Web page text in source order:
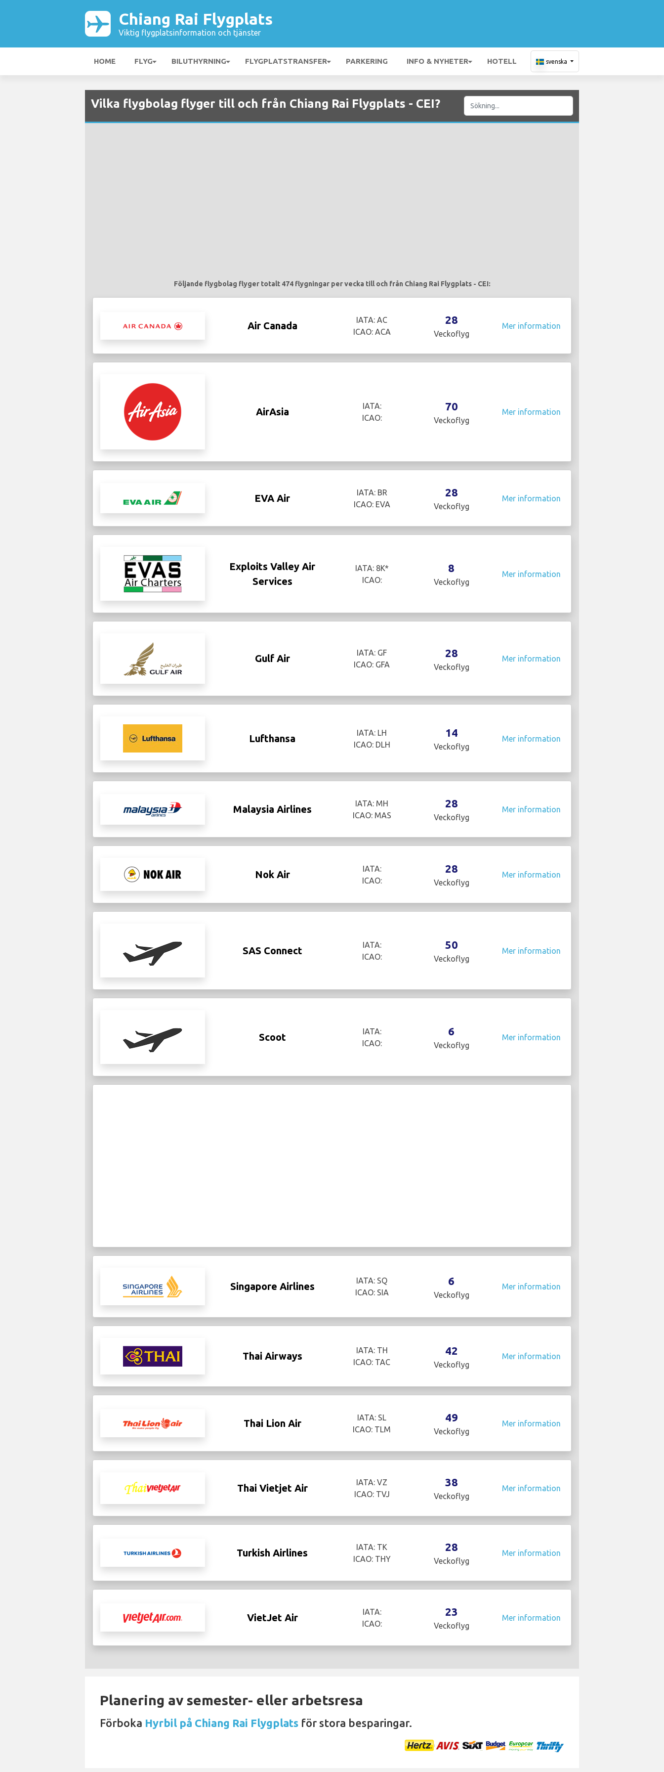
Chiang Rai Flygplats
Viktig flygplatsinformation och tjänster
HOME FLYG BILUTHYRNING FLYGPLATSTRANSFER PARKERING INFO & NYHETER HOTELL svenska
Vilka flygbolag flyger till och från Chiang Rai Flygplats - CEI?
Följande flygbolag flyger totalt 474 flygningar per vecka till och från Chiang Rai Flygplats - CEI:
Air Canada
IATA: AC
ICAO: ACA
28
Veckoflyg
Mer information
AirAsia
IATA:
ICAO:
70
Veckoflyg
Mer information
EVA Air
IATA: BR
ICAO: EVA
28
Veckoflyg
Mer information
Exploits Valley Air
Services
IATA: 8K*
ICAO:
8
Veckoflyg
Mer information
Gulf Air
IATA: GF
ICAO: GFA
28
Veckoflyg
Mer information
Lufthansa
IATA: LH
ICAO: DLH
14
Veckoflyg
Mer information
Malaysia Airlines
IATA: MH
ICAO: MAS
28
Veckoflyg
Mer information
Nok Air
IATA:
ICAO:
28
Veckoflyg
Mer information
SAS Connect
IATA:
ICAO:
50
Veckoflyg
Mer information
Scoot
IATA:
ICAO:
6
Veckoflyg
Mer information
Singapore Airlines
IATA: SQ
ICAO: SIA
6
Veckoflyg
Mer information
Thai Airways
IATA: TH
ICAO: TAC
42
Veckoflyg
Mer information
Thai Lion Air
IATA: SL
ICAO: TLM
49
Veckoflyg
Mer information
Thai Vietjet Air
IATA: VZ
ICAO: TVJ
38
Veckoflyg
Mer information
Turkish Airlines
IATA: TK
ICAO: THY
28
Veckoflyg
Mer information
VietJet Air
IATA:
ICAO:
23
Veckoflyg
Mer information
Planering av semester- eller arbetsresa
Förboka Hyrbil på Chiang Rai Flygplats för stora besparingar.